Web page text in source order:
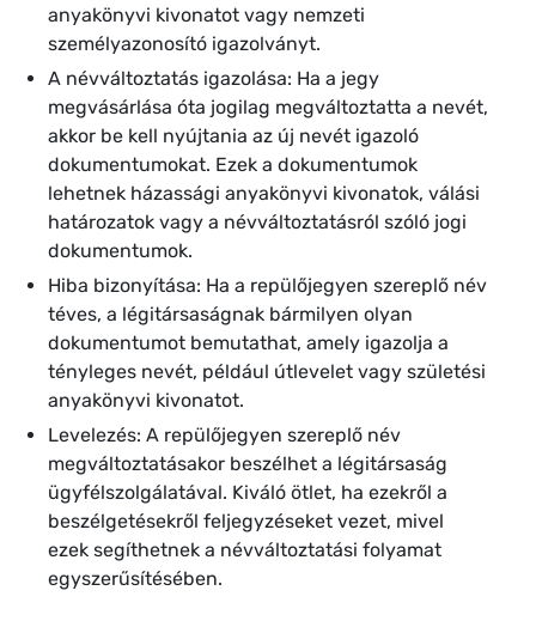
anyakönyvi kivonatot vagy nemzeti
személyazonosító igazolványt.
A névváltoztatás igazolása: Ha a jegy
megvásárlása óta jogilag megváltoztatta a nevét,
akkor be kell nyújtania az új nevét igazoló
dokumentumokat. Ezek a dokumentumok
lehetnek házassági anyakönyvi kivonatok, válási
határozatok vagy a névváltoztatásról szóló jogi
dokumentumok.
Hiba bizonyítása: Ha a repülőjegyen szereplő név
téves, a légitársaságnak bármilyen olyan
dokumentumot bemutathat, amely igazolja a
tényleges nevét, például útlevelet vagy születési
anyakönyvi kivonatot.
Levelezés: A repülőjegyen szereplő név
megváltoztatásakor beszélhet a légitársaság
ügyfélszolgálatával. Kiváló ötlet, ha ezekről a
beszélgetésekről feljegyzéseket vezet, mivel
ezek segíthetnek a névváltoztatási folyamat
egyszerűsítésében.